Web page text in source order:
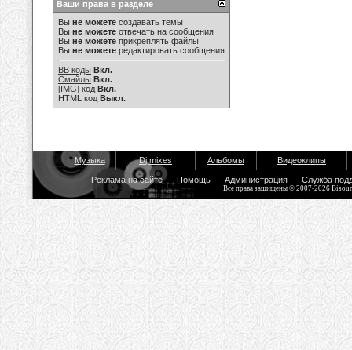
Ваши права в разделе
Вы не можете создавать темы
Вы не можете отвечать на сообщения
Вы не можете прикреплять файлы
Вы не можете редактировать сообщения
BB коды Вкл.
Смайлы Вкл.
[IMG] код Вкл.
HTML код Выкл.
Музыка Dj mixes Альбомы Видеоклипы
Реклама на сайте Помощь Администрация Служба
Все права защищены © 2007-2026